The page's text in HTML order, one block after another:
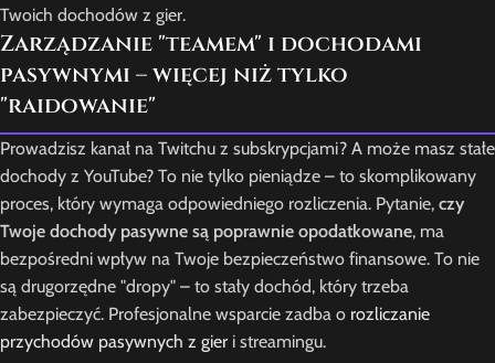
Twoich dochodów z gier.
Zarządzanie "teamem" i dochodami
pasywnymi – więcej niż tylko
"raidowanie"
Prowadzisz kanał na Twitchu z subskrypcjami? A może masz stałe
dochody z YouTube? To nie tylko pieniądze – to skomplikowany
proces, który wymaga odpowiedniego rozliczenia. Pytanie, czy
Twoje dochody pasywne są poprawnie opodatkowane, ma
bezpośredni wpływ na Twoje bezpieczeństwo finansowe. To nie
są drugorzędne "dropy" – to stały dochód, który trzeba
zabezpieczyć. Profesjonalne wsparcie zadba o rozliczanie
przychodów pasywnych z gier i streamingu.